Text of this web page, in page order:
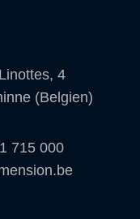
4
(Belgien)
715 000